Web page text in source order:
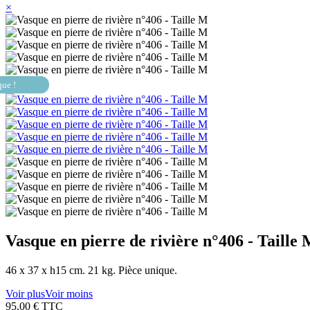
×
!
Vasque en pierre de rivière n°406 - Taille
46 x 37 x h15 cm. 21 kg. Pièce unique.
Voir plusVoir moins
95,00 € TTC